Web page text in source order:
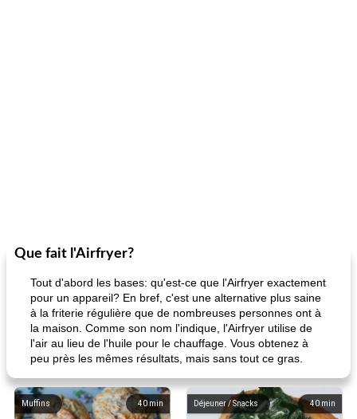
Que fait l'Airfryer?
Tout d'abord les bases: qu'est-ce que l'Airfryer exactement
pour un appareil? En bref, c'est une alternative plus saine
à la friterie régulière que de nombreuses personnes ont à
la maison. Comme son nom l'indique, l'Airfryer utilise de
l'air au lieu de l'huile pour le chauffage. Vous obtenez à
peu près les mêmes résultats, mais sans tout ce gras.
40 min
Muffins 40 min
Déjeuner / Snacks